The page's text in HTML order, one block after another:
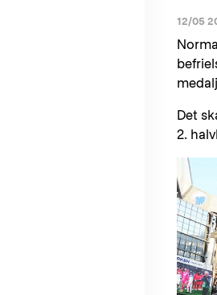
12/05
Det
2.